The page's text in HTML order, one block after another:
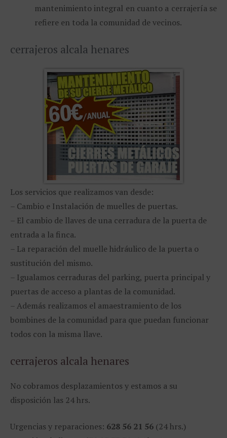
mantenimiento integral en cuanto a cerrajería se
refiere en toda la comunidad de vecinos.
cerrajeros alcala henares
Los servicios que realizamos van desde:
– Cambio e Instalación de muelles de puertas.
– El cambio de llaves de una cerradura de la puerta de
entrada a la finca.
– La reparación del muelle hidráulico de la puerta o
sustitución del mismo.
– Igualamos cerraduras del parking, puerta principal y
puertas de acceso a plantas de la comunidad.
– Además realizamos el amaestramiento de los
bombines de la comunidad para que puedan funcionar
todos con la misma llave.
cerrajeros alcala henares
No cobramos desplazamientos y estamos a su
disposición las 24 hrs.
Urgencias y reparaciones: 628 56 21 56 (24 hrs.)